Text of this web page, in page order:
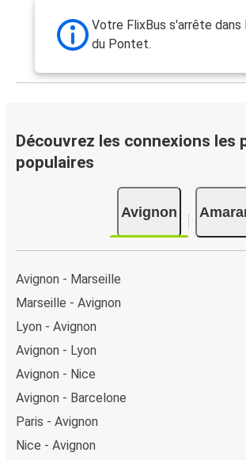
Votre FlixBus s'arrête dans
du Pontet.
Découvrez les connexions les
populaires
Avignon
Avignon - Marseille
Marseille - Avignon
Lyon - Avignon
Avignon - Lyon
Avignon - Nice
Avignon - Barcelone
Paris - Avignon
Nice - Avignon